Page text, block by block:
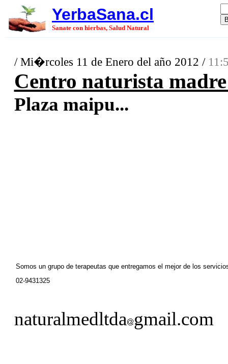
YerbaSana.cl
Sanate con hierbas, Salud Natural
/ Mi�rcoles 11 de Enero del año 2012 /
Centro naturista
Plaza maipu...
Somos un grupo de terapeutas que entregamos el mejor de los
02-9431325
naturalmedltda gmail.com